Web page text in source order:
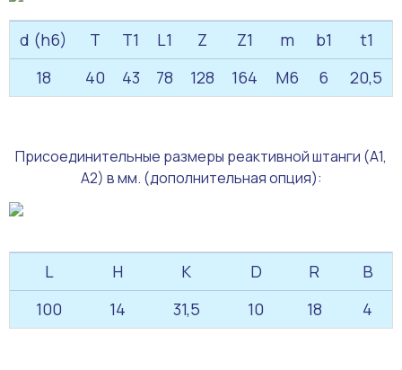
d (h6) T T1 L1 Z Z1 m b1
t1
18
40 43 78 128 164 М6 6 20,5
Присоединительные размеры реактивной штанги (А1,
А2) в мм. (дополнительная опция):
L H K D R
B
100
14 31,5 10 18 4